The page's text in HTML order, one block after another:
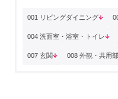
001 リビングダイニング
004 洗面室・浴室・トイレ
007 玄関 008 外観・共用